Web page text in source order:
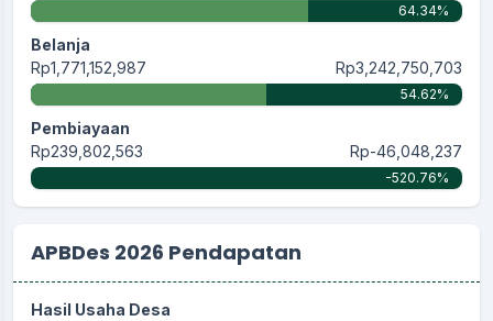
64.34%
Belanja
Rp1,771,152,987
Rp3,242,750,703
54.62%
Pembiayaan
Rp239,802,563
Rp-46,048,237
-520.76%
APBDes 2026 Pendapatan
Hasil Usaha Desa